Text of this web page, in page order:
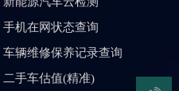
手机在网状态查询
车辆维修保养记录查询
二手车估值(精准)